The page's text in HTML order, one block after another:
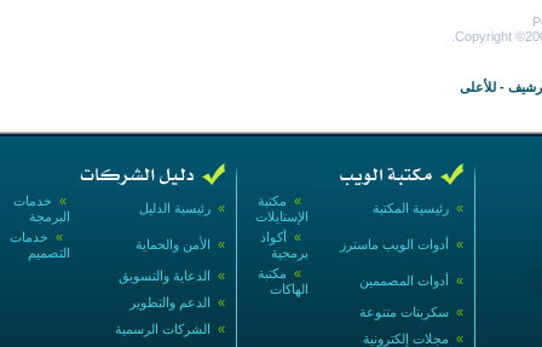
Copyright
- للأعلى
» خدمات
البرمجة
» رئيسية الدليل
» خدمات
التصميم
» الأمن والحماية
» الدعاية والتسويق
» الدعم والتطوير
» الشركات الرسمية
» مكتبة
الإستايلات
» رئيسية المكتبة
» أكواد
برمجية
» أدوات الويب ماسترز
» مكتبة
الهاكات
» أدوات المصممين
» سكربتات متنوعة
» مجلات إلكترونية